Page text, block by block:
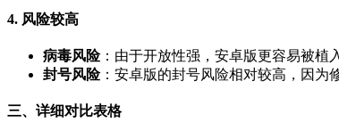
4. 风险较高
病毒风险：由于开放性强，安卓版更容易被植
封号风险：安卓版的封号风险相对较高，因为
三、详细对比表格